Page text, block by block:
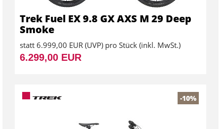
Trek Fuel EX 9.8 GX AXS M 29 Deep
Smoke
statt 6.999,00 EUR (UVP) pro Stück (inkl. MwSt.)
6.299,00 EUR
-10%